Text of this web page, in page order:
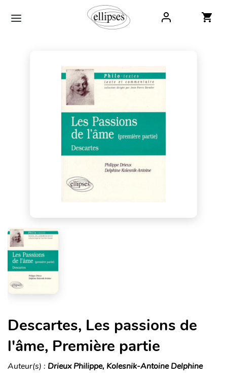
Descartes, Les passions de
l'âme, Première partie
Auteur(s) : Drieux Philippe, Kolesnik-Antoine Delphine